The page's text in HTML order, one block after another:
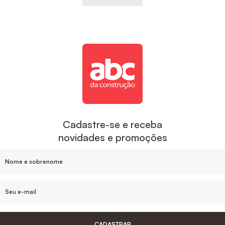
Cadastre-se e receba
novidades e promoções